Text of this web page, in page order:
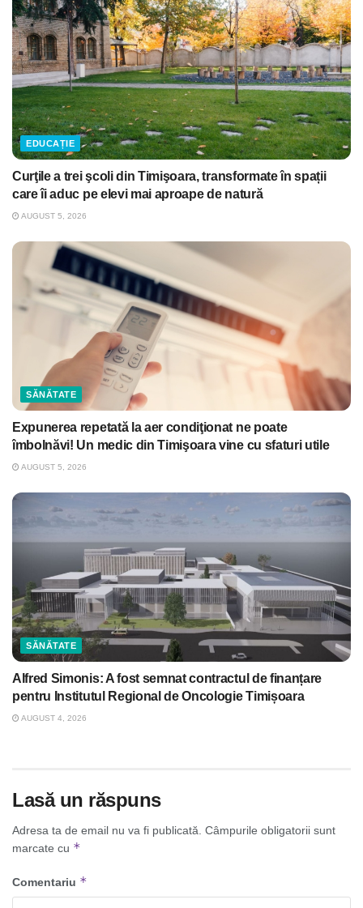
EDUCAȚIE
Curţile a trei şcoli din Timişoara, transformate în spații
care îi aduc pe elevi mai aproape de natură
AUGUST 5, 2026
SĂNĂTATE
Expunerea repetată la aer condiţionat ne poate
îmbolnăvi! Un medic din Timişoara vine cu sfaturi utile
AUGUST 5, 2026
SĂNĂTATE
Alfred Simonis: A fost semnat contractul de finanțare
pentru Institutul Regional de Oncologie Timișoara
AUGUST 4, 2026
Lasă un răspuns
Adresa ta de email nu va fi publicată. Câmpurile obligatorii sunt
marcate cu *
Comentariu *